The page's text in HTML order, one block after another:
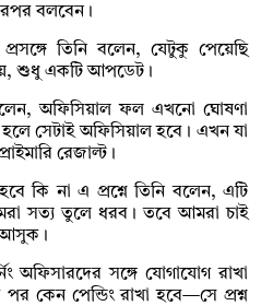
বলবেন।
তিনি বলেন, যেটুকু পেয়েছি
শুধু একটি আপডেট।
অফিসিয়াল ফল এখনো ঘোষণা
সেটাই অফিসিয়াল হবে। এখন যা
রেজাল্ট।
কি না এ প্রশ্নে তিনি বলেন, এটি
সত্য তুলে ধরব। তবে আমরা চাই
আসুক।
অফিসারদের সঙ্গে যোগাযোগ রাখা
কেন পেন্ডিং রাখা হবে—সে প্রশ্ন